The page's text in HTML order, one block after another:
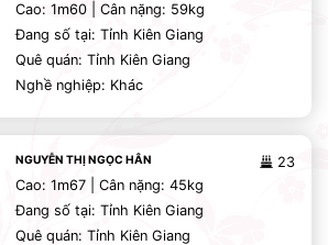
Cao: 1m60 | Cân nặng: 59kg
Đang số tại: Tỉnh Kiên Giang
Quê quán: Tỉnh Kiên Giang
Nghề nghiệp: Khác
23
NGUYỄN THỊ NGỌC HÂN
Cao: 1m67 | Cân nặng: 45kg
Đang số tại: Tỉnh Kiên Giang
Quê quán: Tỉnh Kiên Giang